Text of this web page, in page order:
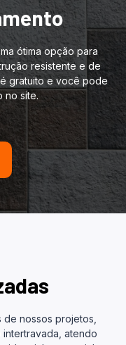
ótima opção para
resistente e de
gratuito e você pode
no site.
nossos projetos,
atendo